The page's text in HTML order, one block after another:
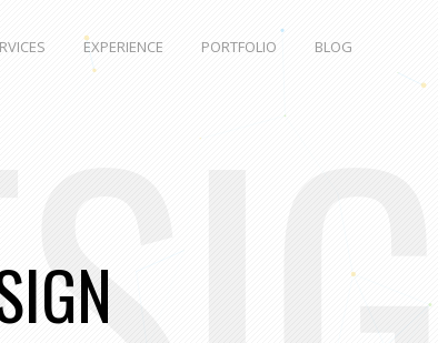
EXPERIENCE PORTFOLIO BLOG